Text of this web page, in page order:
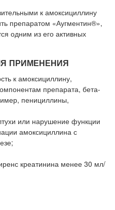
к амоксициллину
препаратом «Аугментин®»,
одним из его активных
ПРИМЕНЕНИЯ
к амоксициллину,
препарата, бета-
пенициллины,
или нарушение функции
амоксициллина с
креатинина менее 30 мл/